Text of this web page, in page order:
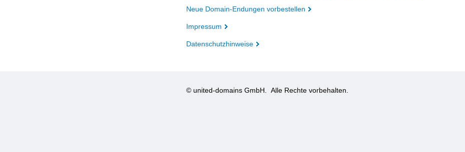
Neue Domain-Endungen vorbestellen
Impressum
Datenschutzhinweise
© united-domains GmbH. Alle Rechte vorbehalten.